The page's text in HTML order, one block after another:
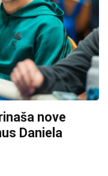
nove
Daniela